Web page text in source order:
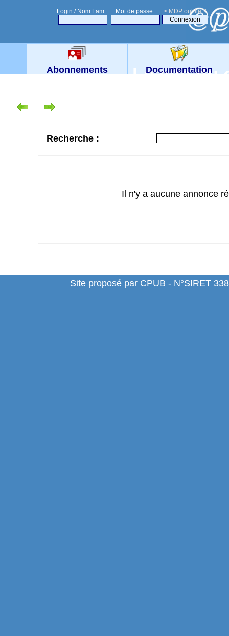
Login / Nom Fam. : Mot de passe : > MDP oublié ?
Le site du
Abonnements Documentation
Recherche :
Il n'y a aucune annonce
Site proposé par CPUB - N°SIRET